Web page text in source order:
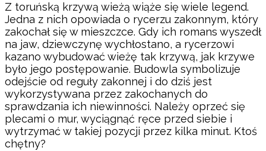
Z toruńską krzywą wieżą wiąże się wiele legend.
Jedna z nich opowiada o rycerzu zakonnym, który
zakochał się w mieszczce. Gdy ich romans wyszedł
na jaw, dziewczynę wychłostano, a rycerzowi
kazano wybudować wieżę tak krzywą, jak krzywe
było jego postępowanie. Budowla symbolizuje
odejście od reguły zakonnej i do dziś jest
wykorzystywana przez zakochanych do
sprawdzania ich niewinności. Należy oprzeć się
plecami o mur, wyciągnąć ręce przed siebie i
wytrzymać w takiej pozycji przez kilka minut. Ktoś
chętny?